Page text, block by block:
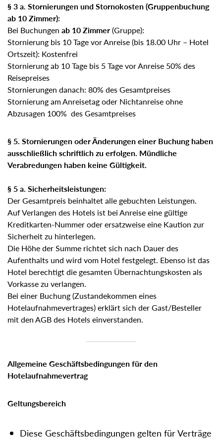
§ 3 a. Stornierungen und Stornokosten (Gruppenbuchung
ab 10 Zimmer):
Bei Buchungen ab 10 Zimmer(Gruppe):
Stornierung bis 10 Tage vor Anreise (bis 18.00 Uhr – Hotel
Ortszeit): Kostenfrei
Stornierung ab 10 Tage bis 5 Tage vor Anreise 50% des
Reisepreises
Stornierungen danach: 80% des Gesamtpreises
Stornierung am Anreisetag oder Nichtanreise ohne
Abzusagen 100% des Gesamtpreises
§ 5. Stornierungen oder Änderungen einer Buchung haben
ausschließlich schriftlich zu erfolgen. Mündliche
Verabredungen haben keine Gültigkeit.
§ 5 a. Sicherheitsleistungen:
Der Gesamtpreis beinhaltet alle gebuchten Leistungen.
Auf Verlangen des Hotels ist bei Anreise eine gültige
Kreditkarten-Nummer oder ersatzweise eine Kaution zur
Sicherheit zu hinterlegen.
Die Höhe der Summe richtet sich nach Dauer des
Aufenthalts und wird vom Hotel festgelegt. Ebenso ist das
Hotel berechtigt die gesamten Übernachtungskosten als
Vorkasse zu verlangen.
Bei einer Buchung (Zustandekommen eines
Hotelaufnahmevertrages) erklärt sich der Gast/Besteller
mit den AGB des Hotels einverstanden.
Allgemeine Geschäftsbedingungen für den
Hotelaufnahmevertrag
Geltungsbereich
Diese Geschäftsbedingungen gelten für Verträge